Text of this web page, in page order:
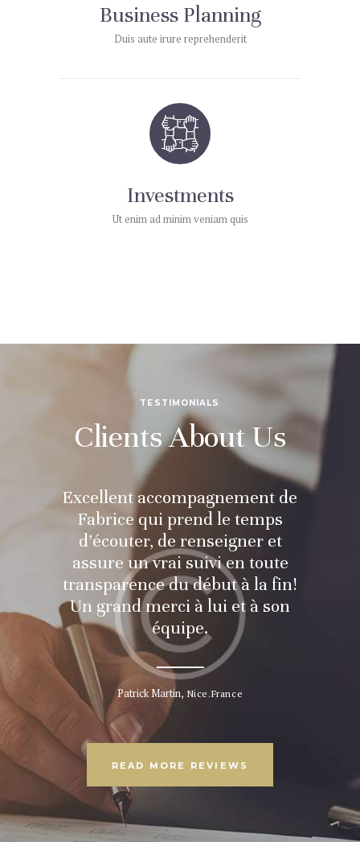
Business Planning
Duis aute irure reprehenderit
Investments
Ut enim ad minim veniam quis
TESTIMONIALS
Clients About Us
Excellent accompagnement de
Fabrice qui prend le temps
d’écouter, de renseigner et
assure un vrai suivi en toute
transparence du début à la fin!
Un grand merci à lui et à son
équipe.
Patrick Martin Nice.France
READ MORE REVIEWS